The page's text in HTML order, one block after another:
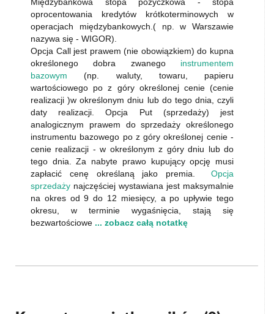
oprocentowania kredytów krótkoterminowych w
operacjach międzybankowych.( np. w Warszawie
nazywa się - WIGOR).
Opcja Call jest prawem (nie obowiązkiem) do kupna
określonego dobra zwanego instrumentem
bazowym (np. waluty, towaru, papieru
wartościowego po z góry określonej cenie (cenie
realizacji )w określonym dniu lub do tego dnia, czyli
daty realizacji. Opcja Put (sprzedaży) jest
analogicznym prawem do sprzedaży określonego
instrumentu bazowego po z góry określonej cenie -
cenie realizacji - w określonym z góry dniu lub do
tego dnia. Za nabyte prawo kupujący opcję musi
zapłacić cenę określaną jako premia. Opcja
sprzedaży najczęściej wystawiana jest maksymalnie
na okres od 9 do 12 miesięcy, a po upływie tego
okresu, w terminie wygaśnięcia, stają się
bezwartościowe ... zobacz całą notatkę